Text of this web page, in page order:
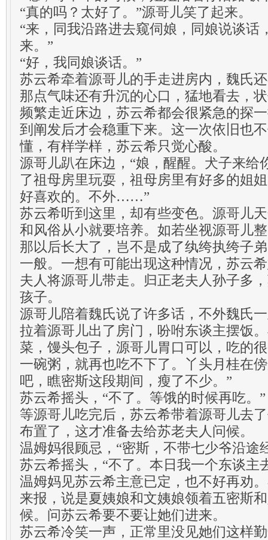
“真的吗？太好了。”源哥儿笑了起来。
“来，同我沿路进去窥伺娘，同娘说谈话
来。”
“好，我同娘谈话。”
苏云希牵着源哥儿的手走进房内，魏氏
那点气味还有升沉的心口，猛地看去，
频繁走近床边，苏云希都会很紧急的探
到阐发后才会稳重下来。这一次依旧也
懂，有样学样，苏云希只觉心酸。
源哥儿趴在床边，“娘，醒醒。犬子来给
了祖母房里玩耍，祖母房里有好多的姐
好喜欢的。不外……”
苏云希听到这里，却有些变色。源哥儿
和风俗从小就要培养。如若坐视源哥儿
那以后长大了，岂不是成了纨绔执绔子
一般。一想有可能出现这种情况，苏云
夫人将源哥儿带走。归正老夫人孙子多
孩子。
源哥儿陪着魏氏说了许多话，不外魏氏
拉着源哥儿出了房门，吩咐东谈主摆饭
菜，馒头包子，源哥儿胃口可以，吃的
一碗粥，就再也吃不下了。丫头月桂在
吧，瞧密斯这段期间，瘦了不少。”
苏云希摇头，“不了。等饿的时候再吃。”
等源哥儿吃完后，苏云希带着源哥儿去
布置了，这才准备去给苏老夫人问候。
温姆妈很顾忌，“密斯，不带七少爷沿途
苏云希摇头，“不了。本日我一个东谈主
温姆妈见苏云希主意已定，也不好再劝
来报，说是夏姨娘和文姨娘领着五密斯
候。问苏云希要不要让她们进来。
苏云希冷笑一声，正常里没见她们这样